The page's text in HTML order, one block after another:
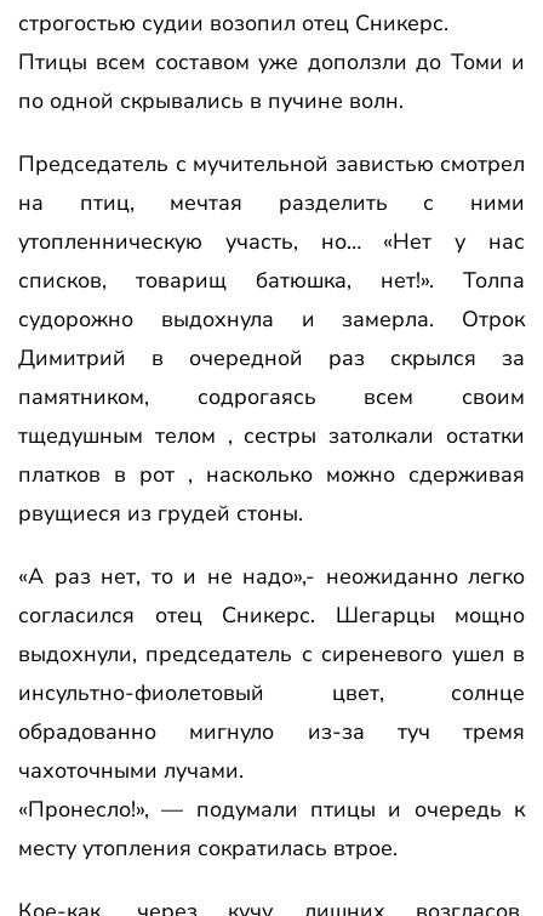
строгостью судии возопил отец Сникерс.
Птицы всем составом уже доползли до Томи и
по одной скрывались в пучине волн.
Председатель с мучительной завистью смотрел
на птиц, мечтая разделить с ними
утопленническую участь, но… «Нет у нас
списков, товарищ батюшка, нет!». Толпа
судорожно выдохнула и замерла. Отрок
Димитрий в очередной раз скрылся за
памятником, содрогаясь всем своим
тщедушным телом , сестры затолкали остатки
платков в рот , насколько можно сдерживая
рвущиеся из грудей стоны.
«А раз нет, то и не надо»,- неожиданно легко
согласился отец Сникерс. Шегарцы мощно
выдохнули, председатель с сиреневого ушел в
инсультно-фиолетовый цвет, солнце
обрадованно мигнуло из-за туч тремя
чахоточными лучами.
«Пронесло!», — подумали птицы и очередь к
месту утопления сократилась втрое.